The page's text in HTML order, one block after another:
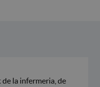
de la infermeria, de